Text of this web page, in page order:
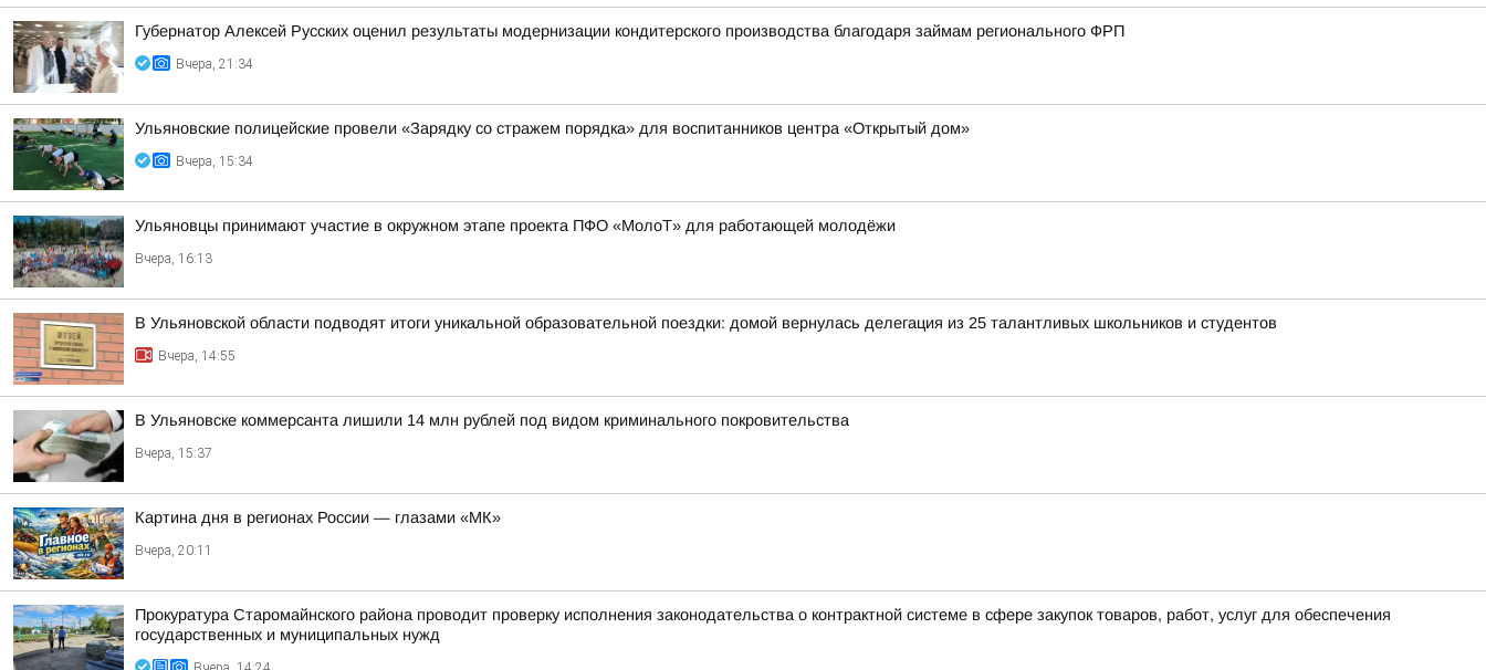
Губернатор Алексей Русских оценил результаты модернизации кондитерского производства благодаря займам регионального ФРП
Вчера, 21:34
Ульяновские полицейские провели «Зарядку со стражем порядка» для воспитанников центра «Открытый дом»
Вчера, 15:34
Ульяновцы принимают участие в окружном этапе проекта ПФО «МолоТ» для работающей молодёжи
Вчера, 16:13
В Ульяновской области подводят итоги уникальной образовательной поездки: домой вернулась делегация из 25 талантливых школьников и студентов
Вчера, 14:55
В Ульяновске коммерсанта лишили 14 млн рублей под видом криминального покровительства
Вчера, 15:37
Картина дня в регионах России — глазами «МК»
Вчера, 20:11
Прокуратура Старомайнского района проводит проверку исполнения законодательства о контрактной системе в сфере закупок товаров, работ, услуг для обеспечения
государственных и муниципальных нужд